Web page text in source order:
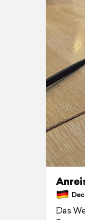
Das